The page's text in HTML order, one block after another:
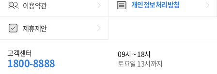
이용약관 개인정보처리방침
제휴제안
고객센터
1800-8888
09시 ~ 18시
토요일 13시까지